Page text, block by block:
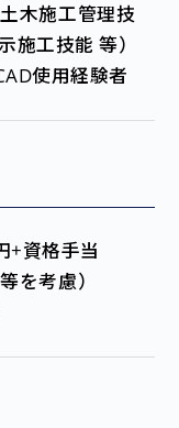
木施工管理技
施工技能 等）
使用経験者
+資格手当
を考慮）